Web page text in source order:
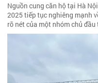
Nguồn cung căn hộ tại Hà
2025 tiếp tục nghiêng mạnh
rõ nét của một nhóm chủ đầu